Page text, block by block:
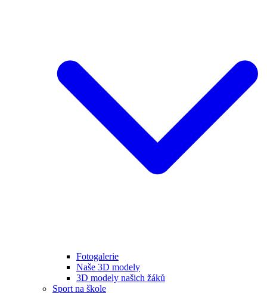
Fotogalerie
Naše 3D modely
3D modely našich žáků
Sport na škole